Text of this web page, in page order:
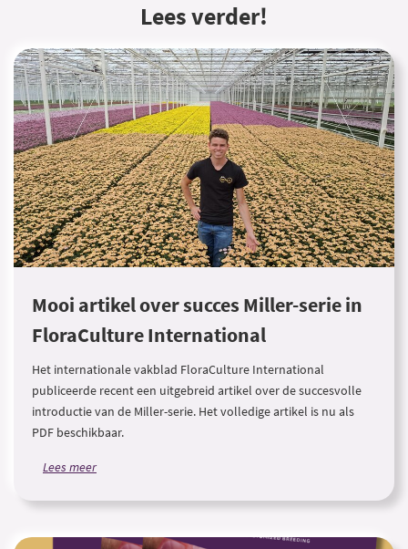
Lees verder!
Mooi artikel over succes Miller-serie in
FloraCulture International
Het internationale vakblad FloraCulture International
publiceerde recent een uitgebreid artikel over de succesvolle
introductie van de Miller-serie. Het volledige artikel is nu als
PDF beschikbaar.
Lees meer